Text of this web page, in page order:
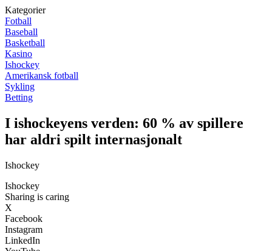
Kategorier
Fotball
Baseball
Basketball
Kasino
Ishockey
Amerikansk fotball
Sykling
Betting
I ishockeyens verden: 60 % av spillere
har aldri spilt internasjonalt
Ishockey
Ishockey
Sharing is caring
X
Facebook
Instagram
LinkedIn